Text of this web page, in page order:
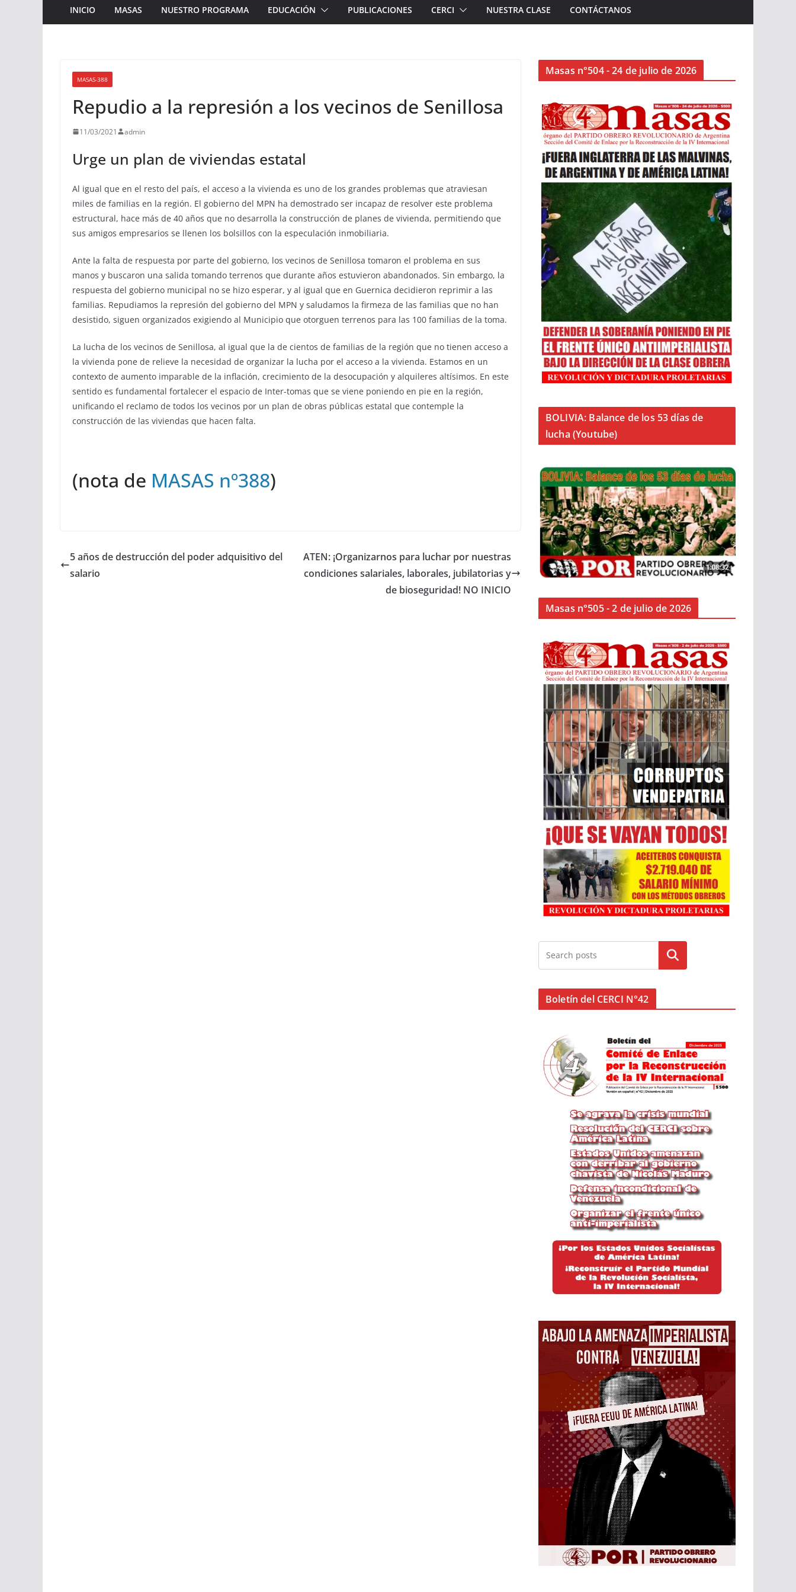
INICIO MASAS NUESTRO PROGRAMA EDUCACIÓN PUBLICACIONES CERCI NUESTRA CLASE CONTÁCTANOS
MASAS-388
Repudio a la represión a los vecinos de Senillosa
11/03/2021 admin
Urge un plan de viviendas estatal
Al igual que en el resto del país, el acceso a la vivienda es uno de los grandes problemas que atraviesan
miles de familias en la región. El gobierno del MPN ha demostrado ser incapaz de resolver este problema
estructural, hace más de 40 años que no desarrolla la construcción de planes de vivienda, permitiendo que
sus amigos empresarios se llenen los bolsillos con la especulación inmobiliaria.
Ante la falta de respuesta por parte del gobierno, los vecinos de Senillosa tomaron el problema en sus
manos y buscaron una salida tomando terrenos que durante años estuvieron abandonados. Sin embargo, la
respuesta del gobierno municipal no se hizo esperar, y al igual que en Guernica decidieron reprimir a las
familias. Repudiamos la represión del gobierno del MPN y saludamos la firmeza de las familias que no han
desistido, siguen organizados exigiendo al Municipio que otorguen terrenos para las 100 familias de la toma.
La lucha de los vecinos de Senillosa, al igual que la de cientos de familias de la región que no tienen acceso a
la vivienda pone de relieve la necesidad de organizar la lucha por el acceso a la vivienda. Estamos en un
contexto de aumento imparable de la inflación, crecimiento de la desocupación y alquileres altísimos. En este
sentido es fundamental fortalecer el espacio de Inter-tomas que se viene poniendo en pie en la región,
unificando el reclamo de todos los vecinos por un plan de obras públicas estatal que contemple la
construcción de las viviendas que hacen falta.
(nota de MASAS nº388)
5 años de destrucción del poder adquisitivo del
salario
ATEN: ¡Organizarnos para luchar por nuestras
condiciones salariales, laborales, jubilatorias y
de bioseguridad! NO INICIO
Masas n°504 - 24 de julio de 2026
BOLIVIA: Balance de los 53 días de
lucha (Youtube)
Masas n°505 - 2 de julio de 2026
Buscar
Boletín del CERCI N°42